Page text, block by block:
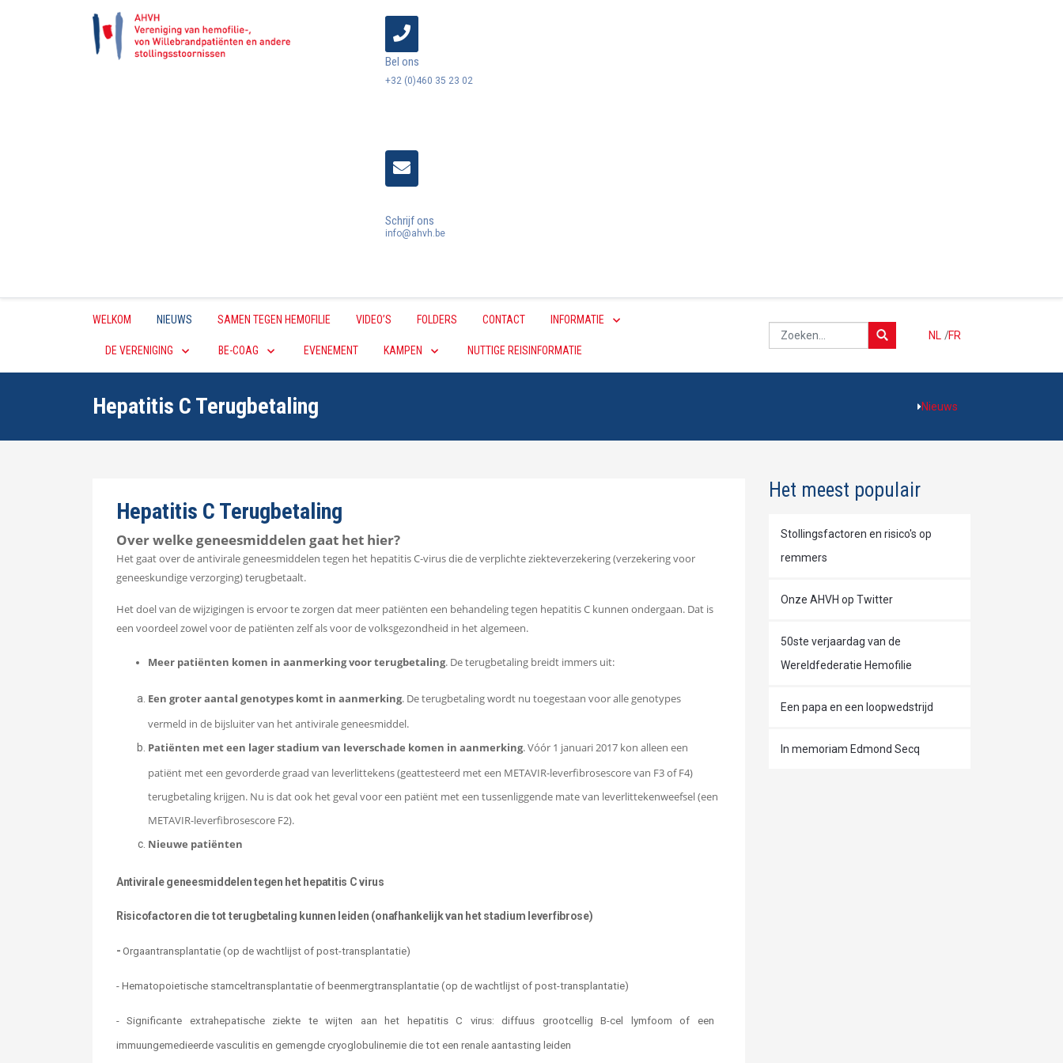
Bel ons
+32 (0)460 35 23 02
Schrijf ons
info@ahvh.be
WELKOM NIEUWS SAMEN TEGEN HEMOFILIE VIDEO’S FOLDERS CONTACT INFORMATIE
DE VERENIGING BE-COAG EVENEMENT KAMPEN NUTTIGE REISINFORMATIE
NL FR
/
Hepatitis C Terugbetaling Nieuws
Hepatitis C Terugbetaling
Over welke geneesmiddelen gaat het hier?
Het gaat over de antivirale geneesmiddelen tegen het hepatitis C-virus die de verplichte ziekteverzekering (verzekering voor
geneeskundige verzorging) terugbetaalt.
Het doel van de wijzigingen is ervoor te zorgen dat meer patiënten een behandeling tegen hepatitis C kunnen ondergaan. Dat is
een voordeel zowel voor de patiënten zelf als voor de volksgezondheid in het algemeen.
Meer patiënten komen in aanmerking voor terugbetaling. De terugbetaling breidt immers uit:
Een groter aantal genotypes komt in aanmerking. De terugbetaling wordt nu toegestaan voor alle genotypes
vermeld in de bijsluiter van het antivirale geneesmiddel.
Patiënten met een lager stadium van leverschade komen in aanmerking. Vóór 1 januari 2017 kon alleen een
patiënt met een gevorderde graad van leverlittekens (geattesteerd met een METAVIR-leverfibrosescore van F3 of F4)
terugbetaling krijgen. Nu is dat ook het geval voor een patiënt met een tussenliggende mate van leverlittekenweefsel (een
METAVIR-leverfibrosescore F2).
Nieuwe patiënten
Antivirale geneesmiddelen tegen het hepatitis C virus
Risicofactoren die tot terugbetaling kunnen leiden (onafhankelijk van het stadium leverfibrose)
-Orgaantransplantatie (op de wachtlijst of post-transplantatie)
- Hematopoietische stamceltransplantatie of beenmergtransplantatie (op de wachtlijst of post-transplantatie)
-Significante extrahepatische ziekte te wijten aan het hepatitis C virus: diffuus grootcellig B-cel lymfoom of een
immuungemedieerde vasculitis en gemengde cryoglobulinemie die tot een renale aantasting leiden
Het meest populair
Stollingsfactoren en risico's op
remmers
Onze AHVH op Twitter
50ste verjaardag van de
Wereldfederatie Hemofilie
Een papa en een loopwedstrijd
In memoriam Edmond Secq